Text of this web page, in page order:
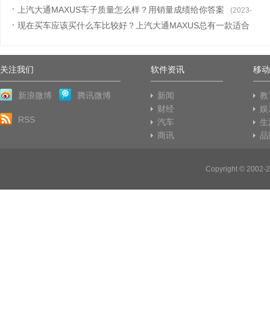
快乐过新
(2023-01-16)
上汽大通MAXUS车子质量怎么样？用销量成绩给你答案 (2023-
01-13)
现在买车应该买什么车比较好？上汽大通MAXUS总有一款适合
关注我们
新浪微博 腾讯微博
RSS
软件资讯
新闻
财经
汽车
商讯
移
教
娱
生
Copyright © 2002-